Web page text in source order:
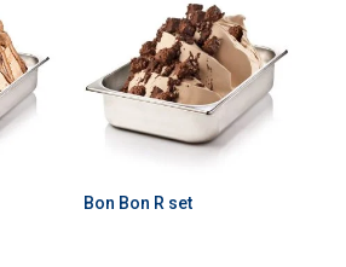
Bon Bon R set